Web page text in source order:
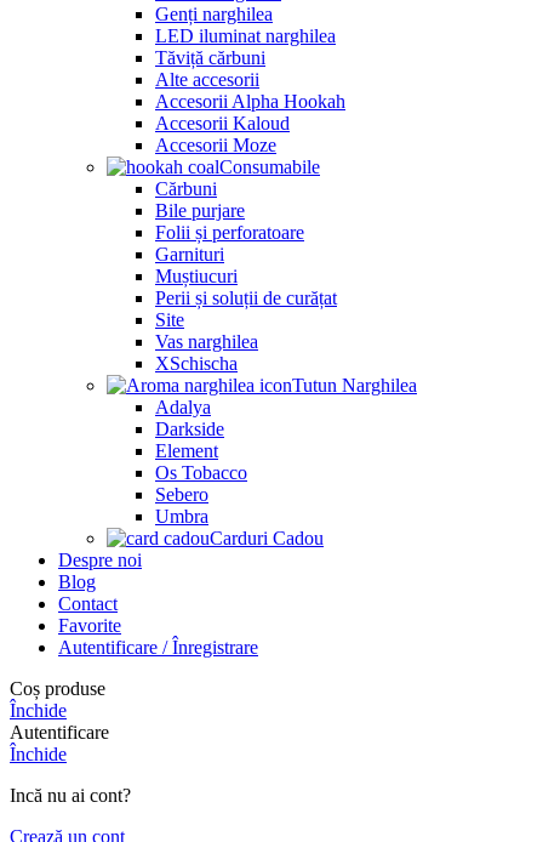
Genți narghilea
LED iluminat narghilea
Tăviță cărbuni
Alte accesorii
Accesorii Alpha Hookah
Accesorii Kaloud
Accesorii Moze
Consumabile
Cărbuni
Bile purjare
Folii și perforatoare
Garnituri
Muștiucuri
Perii și soluții de curățat
Site
Vas narghilea
XSchischa
Tutun Narghilea
Adalya
Darkside
Element
Os Tobacco
Sebero
Umbra
Carduri Cadou
Despre noi
Blog
Contact
Favorite
Autentificare / Înregistrare
Coș produse
Închide
Autentificare
Închide
Incă nu ai cont?
Crează un cont